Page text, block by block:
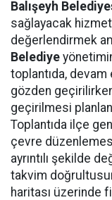
Balışeyh
sağlayacak
değerlendirmek
Belediye
toplantıda, devam
gözden
geçirilmesi
Toplantıda ilçe
çevre
ayrıntılı şekilde
takvim
haritası üzerinde